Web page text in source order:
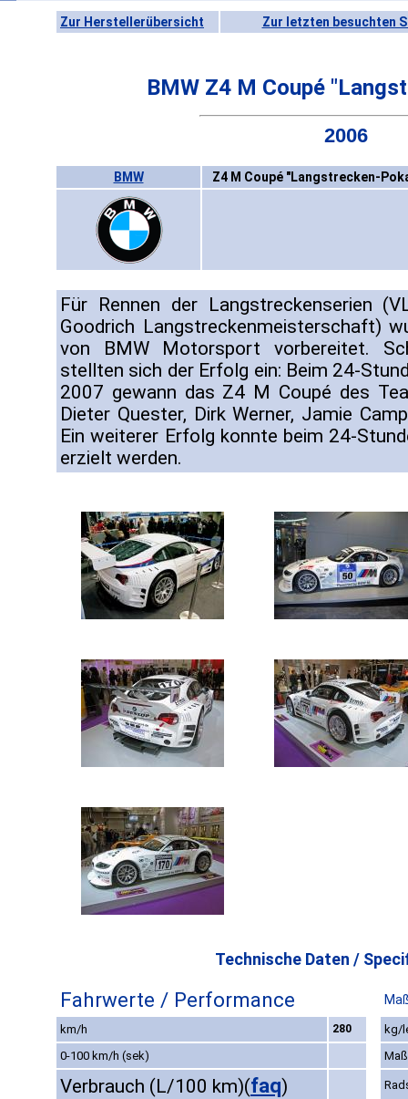
Zur Herstellerübersicht Zur letzten besuchten
BMW Z4 M Coupé
2006
BMW Z4 M Coupé "Langstrecken-
Für Rennen der Langstreckenserien
Goodrich Langstreckenmeisterschaft)
von BMW Motorsport vorbereitet.
stellten sich der Erfolg ein: Beim 24-
2007 gewann das Z4 M Coupé des
Dieter Quester, Dirk Werner, Jamie
Ein weiterer Erfolg konnte beim 24-
erzielt werden.
Technische Daten /
Fahrwerte / Performance
km/h 280
kg/
0-100 km/h (sek)
Verbrauch (L/100 km)(faq)